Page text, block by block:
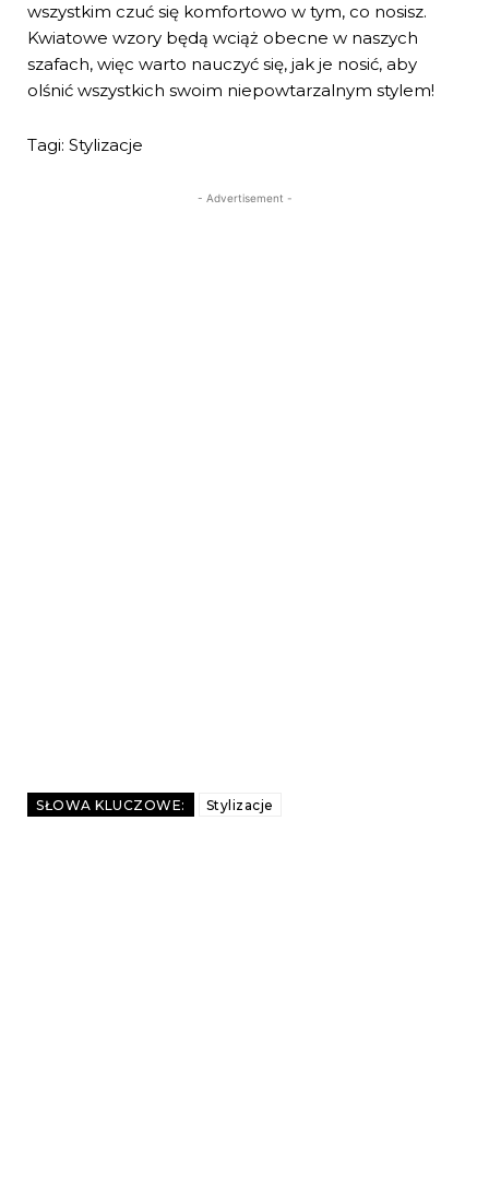
wszystkim czuć się komfortowo w tym, co nosisz.
Kwiatowe wzory będą wciąż obecne w naszych
szafach, więc warto nauczyć się, jak je nosić, aby
olśnić wszystkich swoim niepowtarzalnym stylem!
Tagi: Stylizacje
- Advertisement -
SŁOWA KLUCZOWE: Stylizacje